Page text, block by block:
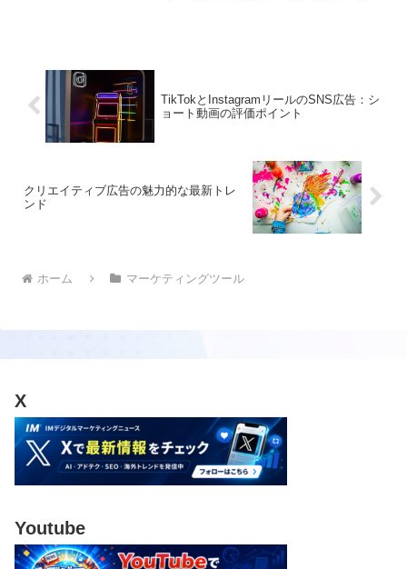
TikTokとInstagramリールのSNS広告：シ
ョート動画の評価ポイント
クリエイティブ広告の魅力的な最新トレ
ンド
ホーム マーケティングツール
X
Youtube